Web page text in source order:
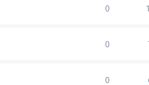
0
0
0